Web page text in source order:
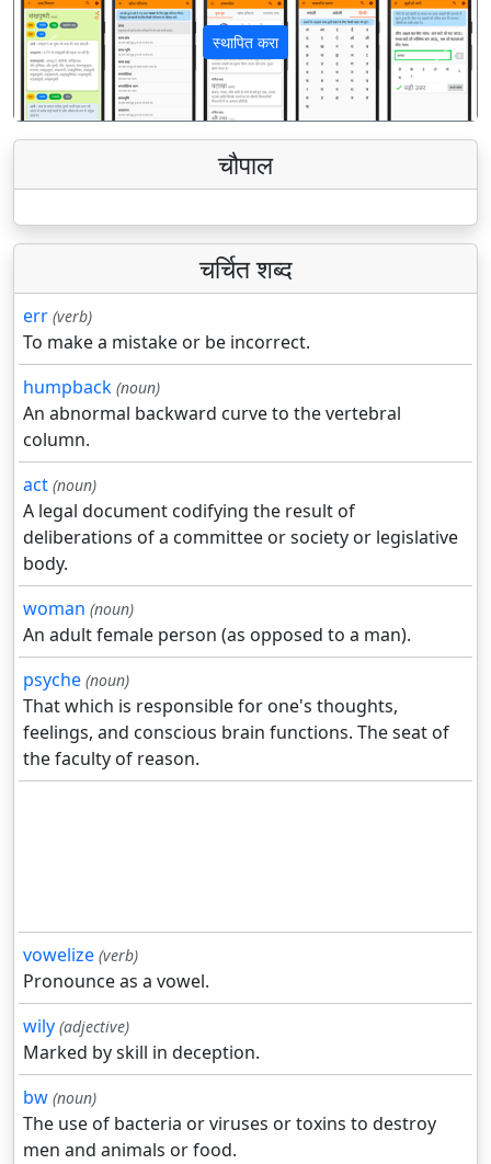
स्थापित करा
पिछला अगला
चौपाल
चर्चित शब्द
err (verb)
To make a mistake or be incorrect.
humpback (noun)
An abnormal backward curve to the vertebral
column.
act (noun)
A legal document codifying the result of
deliberations of a committee or society or legislative
body.
woman (noun)
An adult female person (as opposed to a man).
psyche (noun)
That which is responsible for one's thoughts,
feelings, and conscious brain functions. The seat of
the faculty of reason.
vowelize (verb)
Pronounce as a vowel.
wily (adjective)
Marked by skill in deception.
bw (noun)
The use of bacteria or viruses or toxins to destroy
men and animals or food.